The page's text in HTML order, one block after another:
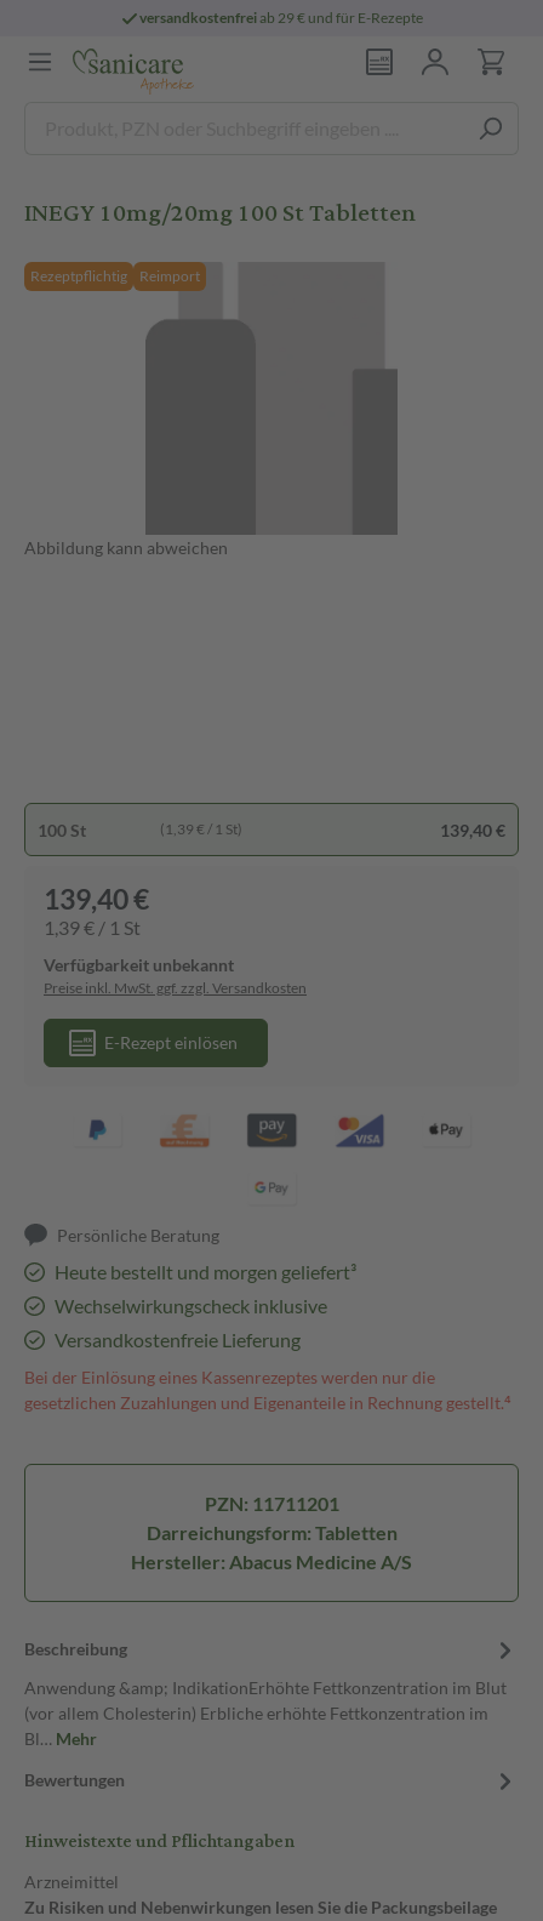
versandkostenfreiab 29 € und für E-Rezepte
INEGY 10mg/20mg 100 St Tabletten
Rezeptpflichtig Reimport
Abbildung kann abweichen
100 St (1,39 € / 1 St) 139,40 €
139,40 €
1,39 € / 1 St
Verfügbarkeit unbekannt
Preise inkl. MwSt. ggf. zzgl. Versandkosten
E-Rezept einlösen
Persönliche Beratung
Heute bestellt und morgen geliefert³
Wechselwirkungscheck inklusive
Versandkostenfreie Lieferung
Bei der Einlösung eines Kassenrezeptes werden nur die
gesetzlichen Zuzahlungen und Eigenanteile in Rechnung gestellt.⁴
PZN: 11711201
Darreichungsform: Tabletten
Hersteller: Abacus Medicine A/S
Beschreibung
Anwendung &amp; IndikationErhöhte Fettkonzentration im Blut
(vor allem Cholesterin) Erbliche erhöhte Fettkonzentration im
Bl… Mehr
Bewertungen
Hinweistexte und Pflichtangaben
Arzneimittel
Zu Risiken und Nebenwirkungen lesen Sie die Packungsbeilage